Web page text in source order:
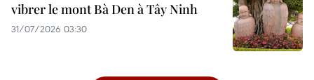
vibrer le mont Bà Den à Tây Ninh
31/07/2026 03:30